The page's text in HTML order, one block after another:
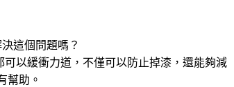
這個問題嗎？
以緩衝力道，不僅可以防止掉漆，還能夠減
幫助。